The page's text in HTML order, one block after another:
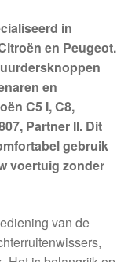
in
en Peugeot.
en
C5 I, C8,
Partner II. Dit
gebruik
voertuig zonder
van de